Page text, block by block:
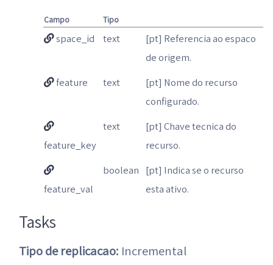
Campo Tipo
space_id text
[pt] Referencia ao espaco
de origem.
feature
text
[pt] Nome do recurso
configurado.
feature_key
text
[pt] Chave tecnica do
recurso.
feature_val
boolean [pt] Indica se o recurso
esta ativo.
Tasks
Tipo de replicacao: Incremental